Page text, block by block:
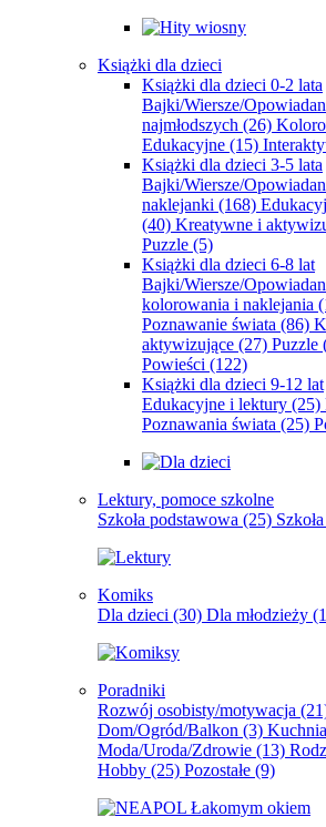
Książki dla dzieci
Książki dla dzieci 0-2 lata
Bajki/Wiersze/
najmłodszych (26)
Edukacyjne (15)
Książki dla dzieci 3-5 lata
Bajki/Wiersze/
naklejanki (168)
(40) Kreatywne i
Puzzle (5)
Książki dla dzieci 6-8 lat
Bajki/Wiersze/
kolorowania i naklejania
Poznawanie świata (86)
aktywizujące (27) Puzzle
Powieści (122)
Książki dla dzieci 9-12 lat
Edukacyjne i lektury (25)
Poznawania świata (25)
Lektury, pomoce szkolne
Szkoła podstawowa (25)
Komiks
Dla dzieci (30) Dla młodzieży
Poradniki
Rozwój osobisty/motywacja
Dom/Ogród/Balkon (3)
Moda/Uroda/Zdrowie (13)
Hobby (25) Pozostałe (9)